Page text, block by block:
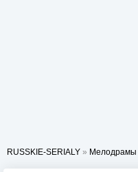
RUSSKIE-SERIALY » Мелодрамы